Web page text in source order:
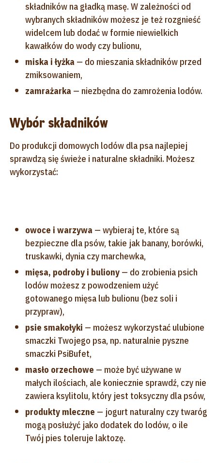
składników na gładką masę. W zależności od
wybranych składników możesz je też rozgnieść
widelcem lub dodać w formie niewielkich
kawałków do wody czy bulionu,
miska i łyżka — do mieszania składników przed
zmiksowaniem,
zamrażarka — niezbędna do zamrożenia lodów.
Wybór składników
Do produkcji domowych lodów dla psa najlepiej
sprawdzą się świeże i naturalne składniki. Możesz
wykorzystać:
owoce i warzywa — wybieraj te, które są
bezpieczne dla psów, takie jak banany, borówki,
truskawki, dynia czy marchewka,
mięsa, podroby i buliony — do zrobienia psich
lodów możesz z powodzeniem użyć
gotowanego mięsa lub bulionu (bez soli i
przypraw),
psie smakołyki — możesz wykorzystać ulubione
smaczki Twojego psa, np. naturalnie pyszne
smaczki PsiBufet,
masło orzechowe — może być używane w
małych ilościach, ale koniecznie sprawdź, czy nie
zawiera ksylitolu, który jest toksyczny dla psów,
produkty mleczne — jogurt naturalny czy twaróg
mogą posłużyć jako dodatek do lodów, o ile
Twój pies toleruje laktozę.